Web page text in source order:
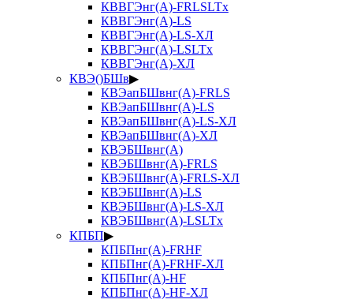
КВВГЭнг(А)-FRLSLTx
КВВГЭнг(А)-LS
КВВГЭнг(А)-LS-ХЛ
КВВГЭнг(А)-LSLTx
КВВГЭнг(А)-ХЛ
КВЭ()БШв▶
КВЭапБШвнг(А)-FRLS
КВЭапБШвнг(А)-LS
КВЭапБШвнг(А)-LS-ХЛ
КВЭапБШвнг(А)-ХЛ
КВЭБШвнг(А)
КВЭБШвнг(А)-FRLS
КВЭБШвнг(А)-FRLS-ХЛ
КВЭБШвнг(А)-LS
КВЭБШвнг(А)-LS-ХЛ
КВЭБШвнг(А)-LSLTx
КПБП▶
КПБПнг(А)-FRHF
КПБПнг(А)-FRHF-ХЛ
КПБПнг(А)-HF
КПБПнг(А)-HF-ХЛ